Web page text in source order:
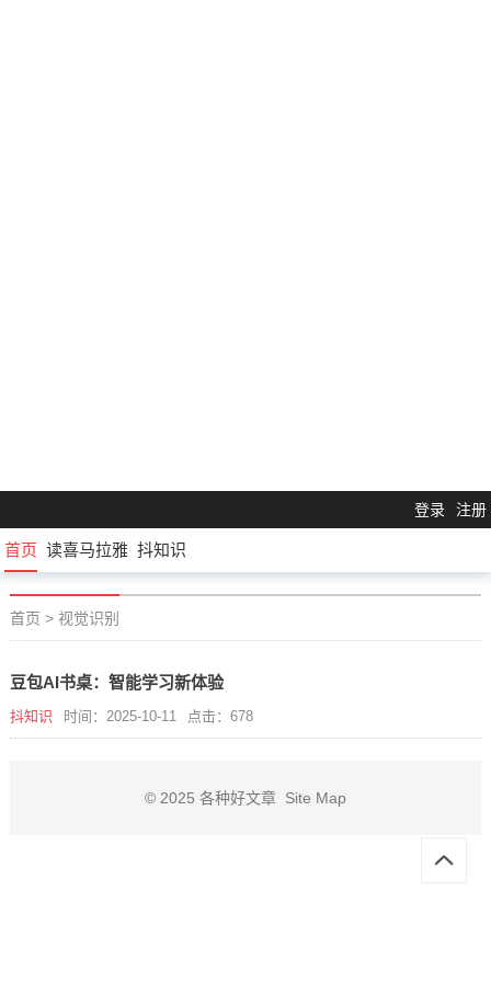
登录 注册
首页 读喜马拉雅 抖知识
首页 > 视觉识别
豆包AI书桌：智能学习新体验
抖知识 时间：2025-10-11 点击：678
© 2025 各种好文章 Site Map